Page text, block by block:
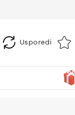
Usporedi